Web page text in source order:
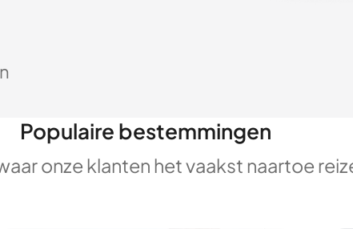
Populaire bestemmingen
onze klanten het vaakst naartoe